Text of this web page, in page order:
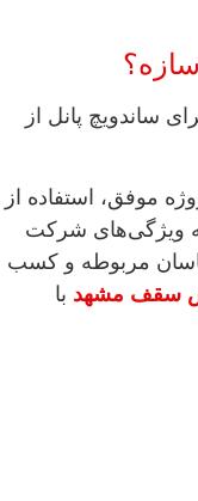
ساندویچ پانل از
تجربه، اجرای بیش از ۳۰۰۰ پروژه موفق، استفاده از
ویژگی‌های شرکت
مربوطه و کسب
سقف مشهد با